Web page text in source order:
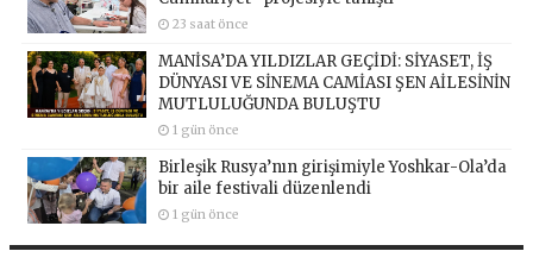
23 saat önce
MANİSA’DA YILDIZLAR GEÇİDİ: SİYASET, İŞ
DÜNYASI VE SİNEMA CAMİASI ŞEN AİLESİNİN
MUTLULUĞUNDA BULUŞTU
1 gün önce
Birleşik Rusya’nın girişimiyle Yoshkar-Ola’da
bir aile festivali düzenlendi
1 gün önce